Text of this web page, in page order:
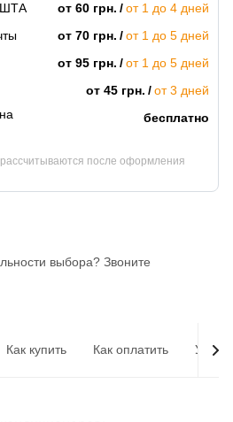
от 60 грн.
от 1 до 4 дней
от 70 грн.
от 1 до 5 дней
от 95 грн.
от 1 до 5 дней
от 45 грн.
от 3 дней
бесплатно
после оформления
выбора? Звоните
Как купить Как оплатить